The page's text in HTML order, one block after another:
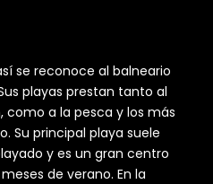
se reconoce al balneario
playas prestan tanto al
como a la pesca y los más
Su principal playa suele
y es un gran centro
de verano. En la